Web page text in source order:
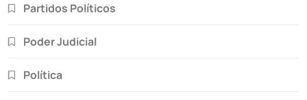
Partidos Políticos
Poder Judicial
Política